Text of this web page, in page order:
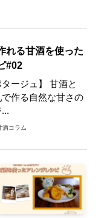
れる甘酒を使った
#02
タージュ】 甘酒と
作る自然な甘さの
酒コラム